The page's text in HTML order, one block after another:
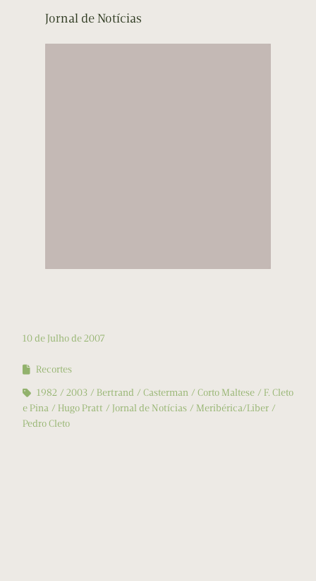
Jornal de Notícias
10 de Julho de 2007
Recortes
1982
2003 Bertrand Casterman Corto Maltese
F. Cleto
e Pina
Hugo Pratt Jornal de Notícias
Meribérica/Liber
Pedro Cleto